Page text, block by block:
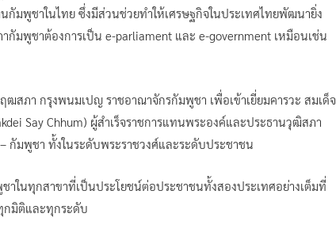
มพูชาในไทย ซึ่งมีส่วนช่วยทำให้เศรษฐกิจในประเทศไทยพัฒนายิ่ง
กัมพูชาต้องการเป็น e-parliament และ e-government เหมือนเช่น
สภา กรุงพนมเปญ ราชอาณาจักรกัมพูชา เพื่อเข้าเยี่ยมคารวะ สมเด็จ
Say Chhum) ผู้สำเร็จราชการแทนพระองค์และประธานวุฒิสภา
กัมพูชา ทั้งในระดับพระราชวงศ์และระดับประชาชน
ในทุกสาขาที่เป็นประโยชน์ต่อประชาชนทั้งสองประเทศอย่างเต็มที่
กมิติและทุกระดับ